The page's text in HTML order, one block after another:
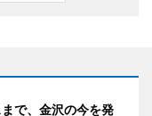
で、金沢の今を発